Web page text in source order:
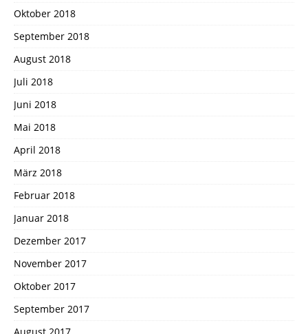
Oktober 2018
September 2018
August 2018
Juli 2018
Juni 2018
Mai 2018
April 2018
März 2018
Februar 2018
Januar 2018
Dezember 2017
November 2017
Oktober 2017
September 2017